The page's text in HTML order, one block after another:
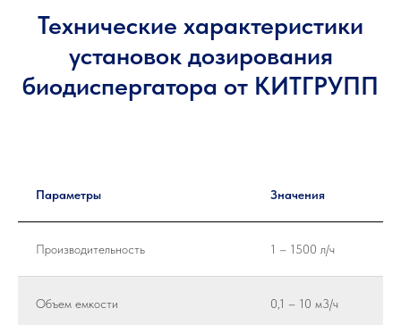
Технические характеристики
установок дозирования
биодиспергатора от КИТГРУПП
Параметры Значения
Производительность 1 – 1500 л/ч
Объем емкости 0,1 – 10 м3/ч